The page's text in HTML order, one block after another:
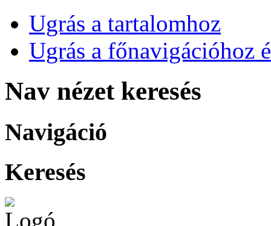
Ugrás a tartalomhoz
Ugrás a főnavigációhoz
Nav nézet keresés
Navigáció
Keresés